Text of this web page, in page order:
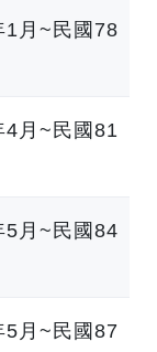
1月~民國78
4月~民國81
5月~民國84
5月~民國87